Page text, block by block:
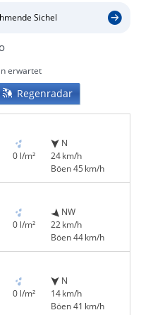
Sichel
erwartet
Regenradar
0 l/m²
N
24 km/h
Böen 45 km/h
0 l/m²
NW
22 km/h
Böen 44 km/h
0 l/m²
N
14 km/h
Böen 41 km/h